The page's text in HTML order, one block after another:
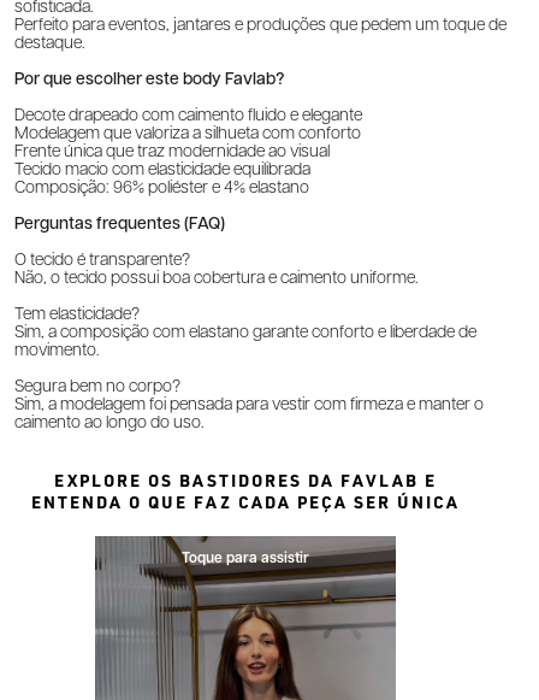
sofisticada.
Perfeito para eventos, jantares e produções que pedem um toque de
destaque.
Por que escolher este body Favlab?
Decote drapeado com caimento fluido e elegante
Modelagem que valoriza a silhueta com conforto
Frente única que traz modernidade ao visual
Tecido macio com elasticidade equilibrada
Composição: 96% poliéster e 4% elastano
Perguntas frequentes (FAQ)
O tecido é transparente?
Não, o tecido possui boa cobertura e caimento uniforme.
Tem elasticidade?
Sim, a composição com elastano garante conforto e liberdade de
movimento.
Segura bem no corpo?
Sim, a modelagem foi pensada para vestir com firmeza e manter o
caimento ao longo do uso.
EXPLORE OS BASTIDORES DA FAVLAB E
ENTENDA O QUE FAZ CADA PEÇA SER ÚNICA